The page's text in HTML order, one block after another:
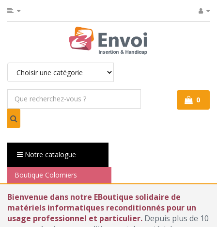
0
Notre catalogue
Boutique Colomiers
Bienvenue dans notre EBoutique solidaire de
matériels informatiques reconditionnés pour un
usage professionnel et particulier. Depuis plus de 10